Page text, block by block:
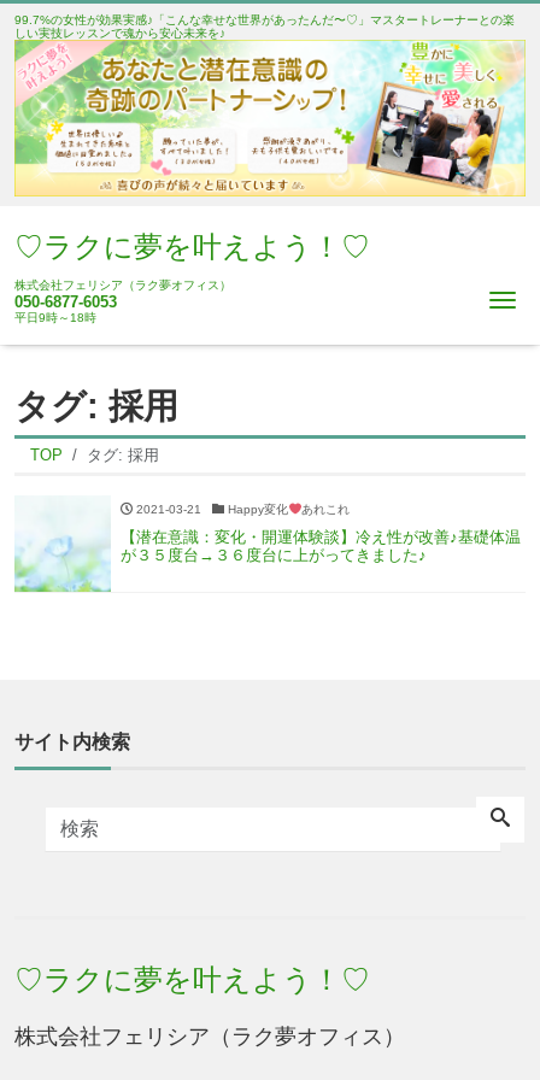
99.7%の女性が効果実感♪「こんな幸せな世界があったんだ〜♡」マスタートレーナーとの楽
しい実技レッスンで魂から安心未来を♪
♡ラクに夢を叶えよう！♡
株式会社フェリシア（ラク夢オフィス）
050-6877-6053
平日9時～18時
タグ:採用
TOP タグ: 採用
2021-03-21 Happy変化 あれこれ
【潜在意識：変化・開運体験談】冷え性が改善♪基礎体温
が３５度台→３６度台に上がってきました♪
サイト内検索
♡ラクに夢を叶えよう！♡
株式会社フェリシア（ラク夢オフィス）